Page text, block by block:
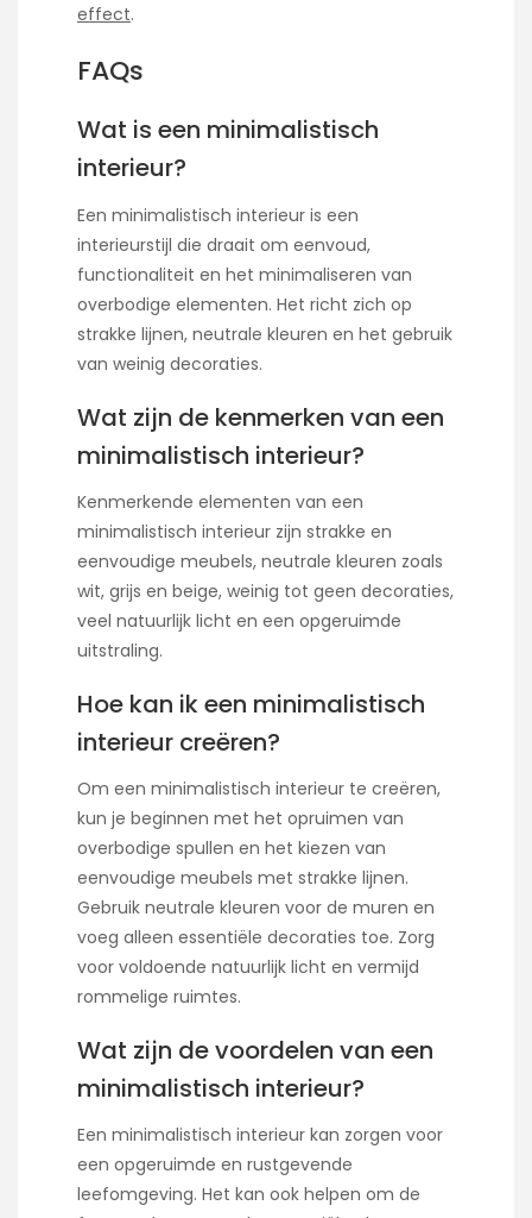
effect.
FAQs
Wat is een minimalistisch
interieur?
Een minimalistisch interieur is een
interieurstijl die draait om eenvoud,
functionaliteit en het minimaliseren van
overbodige elementen. Het richt zich op
strakke lijnen, neutrale kleuren en het gebruik
van weinig decoraties.
Wat zijn de kenmerken van een
minimalistisch interieur?
Kenmerkende elementen van een
minimalistisch interieur zijn strakke en
eenvoudige meubels, neutrale kleuren zoals
wit, grijs en beige, weinig tot geen decoraties,
veel natuurlijk licht en een opgeruimde
uitstraling.
Hoe kan ik een minimalistisch
interieur creëren?
Om een minimalistisch interieur te creëren,
kun je beginnen met het opruimen van
overbodige spullen en het kiezen van
eenvoudige meubels met strakke lijnen.
Gebruik neutrale kleuren voor de muren en
voeg alleen essentiële decoraties toe. Zorg
voor voldoende natuurlijk licht en vermijd
rommelige ruimtes.
Wat zijn de voordelen van een
minimalistisch interieur?
Een minimalistisch interieur kan zorgen voor
een opgeruimde en rustgevende
leefomgeving. Het kan ook helpen om de